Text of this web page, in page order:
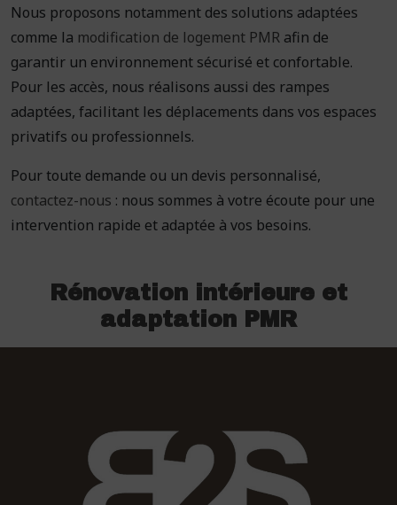
Nous proposons notamment des solutions adaptées
comme la modification de logement PMR afin de
garantir un environnement sécurisé et confortable.
Pour les accès, nous réalisons aussi des rampes
adaptées, facilitant les déplacements dans vos espaces
privatifs ou professionnels.
Pour toute demande ou un devis personnalisé,
contactez-nous : nous sommes à votre écoute pour une
intervention rapide et adaptée à vos besoins.
Rénovation intérieure et
adaptation PMR